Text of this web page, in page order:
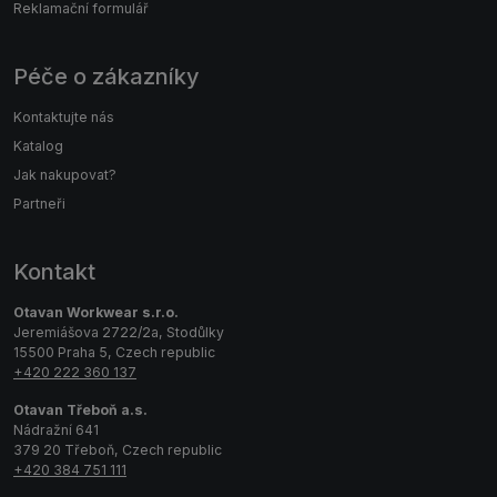
Reklamační formulář
Péče o zákazníky
Kontaktujte nás
Katalog
Jak nakupovat?
Partneři
Kontakt
Otavan Workwear s.r.o.
Jeremiášova 2722/2a, Stodůlky
15500 Praha 5, Czech republic
+420 222 360 137
Otavan Třeboň a.s.
Nádražní 641
379 20 Třeboň, Czech republic
+420 384 751 111